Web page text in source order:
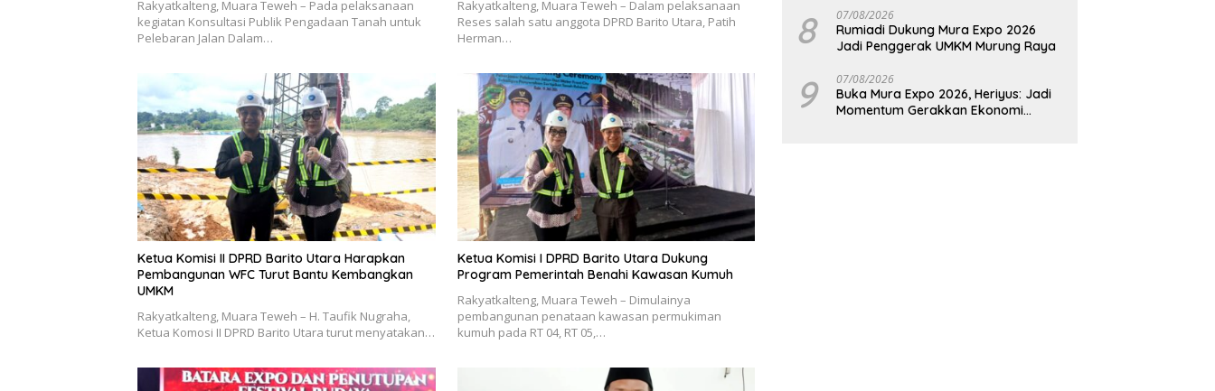
Rakyatkalteng, Muara Teweh – Pada pelaksanaan
kegiatan Konsultasi Publik Pengadaan Tanah untuk
Pelebaran Jalan Dalam…
Rakyatkalteng, Muara Teweh – Dalam pelaksanaan
Reses salah satu anggota DPRD Barito Utara, Patih
Herman…
Ketua Komisi II DPRD Barito Utara Harapkan
Pembangunan WFC Turut Bantu Kembangkan
UMKM
Rakyatkalteng, Muara Teweh – H. Taufik Nugraha,
Ketua Komosi II DPRD Barito Utara turut menyatakan…
Ketua Komisi I DPRD Barito Utara Dukung
Program Pemerintah Benahi Kawasan Kumuh
Rakyatkalteng, Muara Teweh – Dimulainya
pembangunan penataan kawasan permukiman
kumuh pada RT 04, RT 05,…
8 07/08/2026
Rumiadi Dukung Mura Expo 2026
Jadi Penggerak UMKM Murung Raya
9 07/08/2026
Buka Mura Expo 2026, Heriyus: Jadi
Momentum Gerakkan Ekonomi